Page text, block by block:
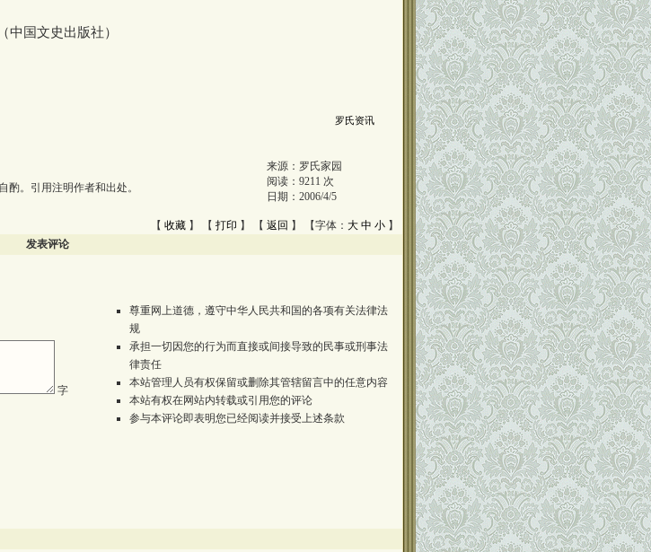
中国文史出版社）
罗氏资讯
酌。引用注明作者和出处。
来源： 罗氏家园
阅读： 9211 次
日期： 2006/4/5
【 收藏 】 【 打印 】 【 返回 】 【字体： 大 中 小 】
发表评论
字
尊重网上道德，遵守中华人民共和国的各项有关法律法
规
承担一切因您的行为而直接或间接导致的民事或刑事法
律责任
本站管理人员有权保留或删除其管辖留言中的任意内容
本站有权在网站内转载或引用您的评论
参与本评论即表明您已经阅读并接受上述条款